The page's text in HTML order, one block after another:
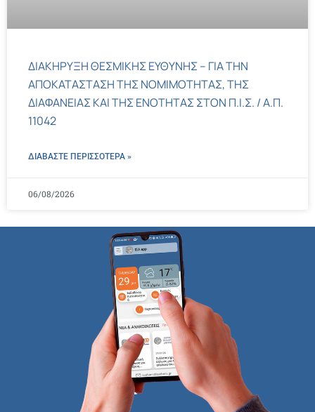
ΔΙΑΚΗΡΥΞΗ ΘΕΣΜΙΚΗΣ ΕΥΘΥΝΗΣ – ΓΙΑ ΤΗΝ
ΑΠΟΚΑΤΑΣΤΑΣΗ ΤΗΣ ΝΟΜΙΜΟΤΗΤΑΣ, ΤΗΣ
ΔΙΑΦΑΝΕΙΑΣ ΚΑΙ ΤΗΣ ΕΝΟΤΗΤΑΣ ΣΤΟΝ Π.Ι.Σ. / Α.Π.
11042
ΔΙΑΒΑΣΤΕ ΠΕΡΙΣΣΌΤΕΡΑ »
06/08/2026